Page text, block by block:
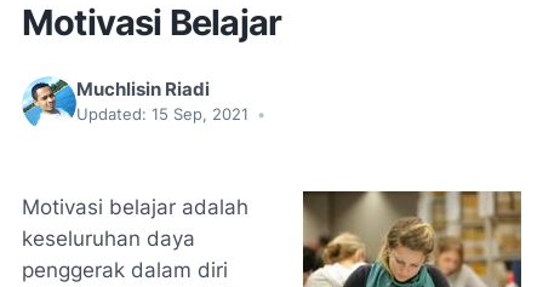
Motivasi Belajar
Muchlisin Riadi
Updated: 15 Sep, 2021 •
Motivasi belajar adalah
keseluruhan daya
penggerak dalam diri